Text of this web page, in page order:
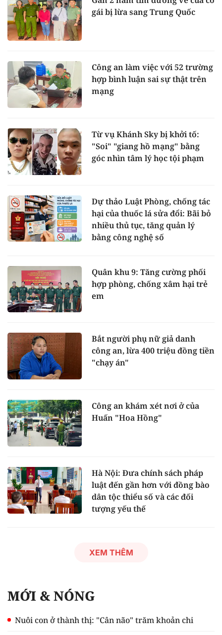
gái bị lừa sang Trung Quốc
Công an làm việc với 52 trường
hợp bình luận sai sự thật trên
mạng
Từ vụ Khánh Sky bị khởi tố:
"Soi" "giang hồ mạng" bằng
góc nhìn tâm lý học tội phạm
Dự thảo Luật Phòng, chống tác
hại của thuốc lá sửa đổi: Bãi bỏ
nhiều thủ tục, tăng quản lý
bằng công nghệ số
Quân khu 9: Tăng cường phối
hợp phòng, chống xâm hại trẻ
em
Bắt người phụ nữ giả danh
công an, lừa 400 triệu đồng tiền
"chạy án"
Công an khám xét nơi ở của
Huấn "Hoa Hồng"
Hà Nội: Đưa chính sách pháp
luật đến gần hơn với đồng bào
dân tộc thiểu số và các đối
tượng yếu thế
XEM THÊM
MỚI & NÓNG
Nuôi con ở thành thị: "Cân não" trăm khoản chi